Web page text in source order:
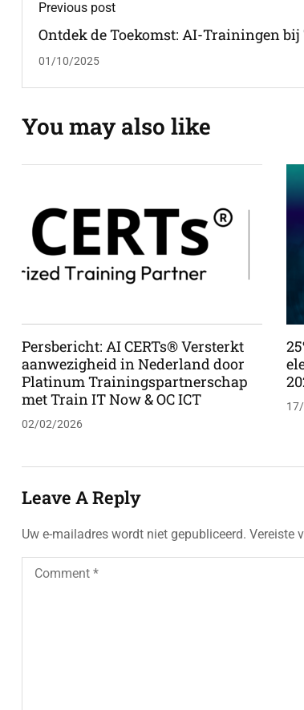
Previous post
Ontdek de Toekomst: AI-Trainingen
Now
01/10/2025
You may also like
Persbericht: AI CERTs® Versterkt
aanwezigheid in Nederland door
Platinum Trainingspartnerschap
met Train IT Now & OC ICT
02/02/2026
Leave A Reply
Uw e-mailadres wordt niet gepubliceerd. Vereiste